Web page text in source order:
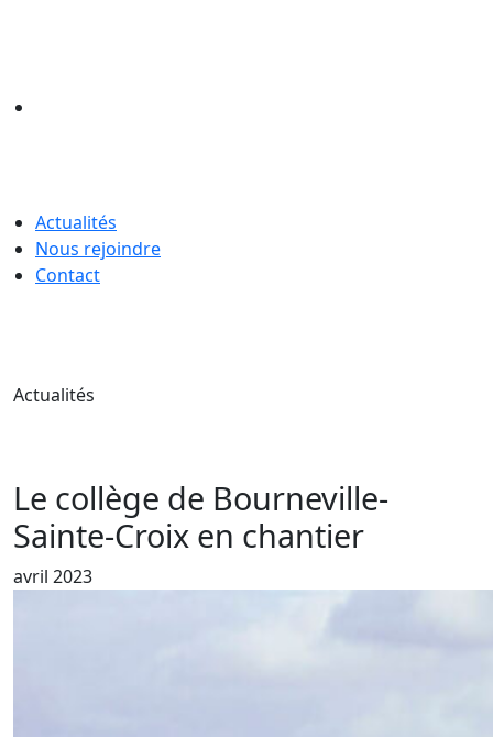
Actualités
Nous rejoindre
Contact
Actualités
Le collège de Bourneville-
Sainte-Croix en chantier
avril 2023